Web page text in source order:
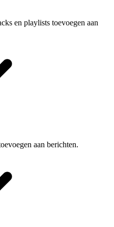
en playlists toevoegen aan
aan berichten.